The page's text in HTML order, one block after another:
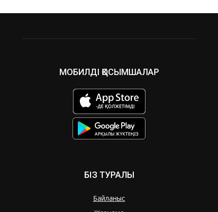
МОБИЛДІ ҚОСЫМШАЛАР
БІЗ ТУРАЛЫ
Байланыс